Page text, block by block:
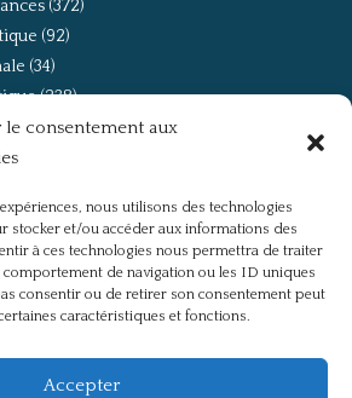
le consentement aux
nous utilisons des technologies
stocker et/ou accéder aux informations des
à ces technologies nous permettra de traiter
comportement de navigation ou les ID uniques
consentir ou de retirer son consentement peut
caractéristiques et fonctions.
Accepter
(372)
(92)
(34)
(238)
et la Déportation
intelligentsia, médias(750)